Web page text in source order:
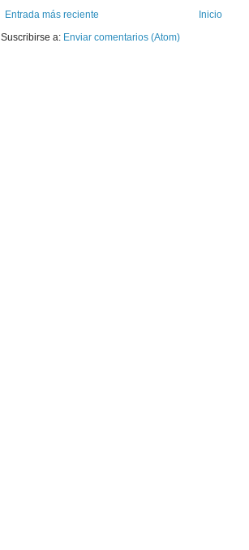
Entrada más reciente
Inicio
Suscribirse a: Enviar comentarios (Atom)